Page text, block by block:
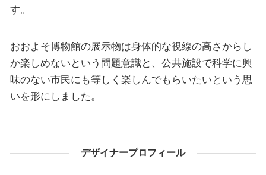
す。
おおよそ博物館の展示物は身体的な視線の高さからし
か楽しめないという問題意識と、公共施設で科学に興
味のない市民にも等しく楽しんでもらいたいという思
いを形にしました。
デザイナープロフィール